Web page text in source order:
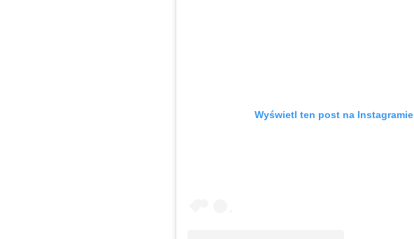
Wyświetl ten post na Instagramie